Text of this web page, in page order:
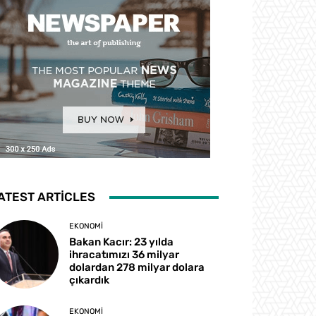
ARTICLES
EKONOMI
Bakan Kacır: 23 yılda
ihracatımızı 36 milyar
dolardan 278 milyar dolara
çıkardık
EKONOMI